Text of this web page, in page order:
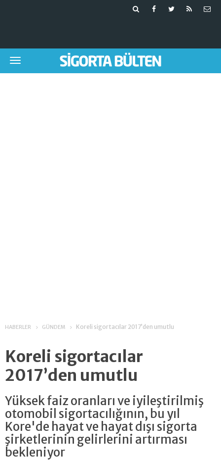
HABERLER GÜNDEM Koreli sigortacılar 2017’den umutlu
Koreli sigortacılar
2017’den umutlu
Yüksek faiz oranları ve iyileştirilmiş
otomobil sigortacılığının, bu yıl
Kore'de hayat ve hayat dışı sigorta
şirketlerinin gelirlerini artırması
bekleniyor